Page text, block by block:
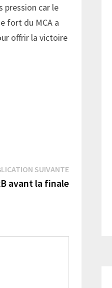
pression car le
fort du MCA a
offrir la victoire
SUIVANTEPublication
suivante :
avant la finale